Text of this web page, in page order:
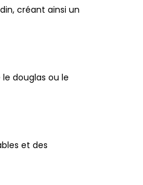
créant ainsi un
douglas ou le
et des